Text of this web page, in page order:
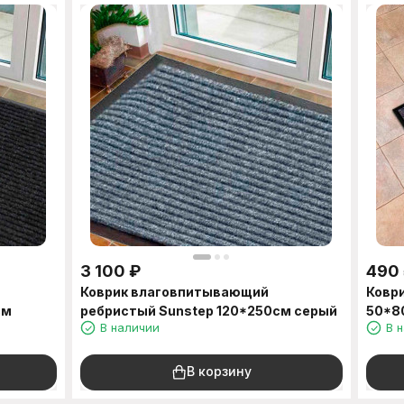
3 100 ₽
Коврик влаговпитывающий
ребристый Sunstep 120*250см серый
В наличии
В корзину
490
В